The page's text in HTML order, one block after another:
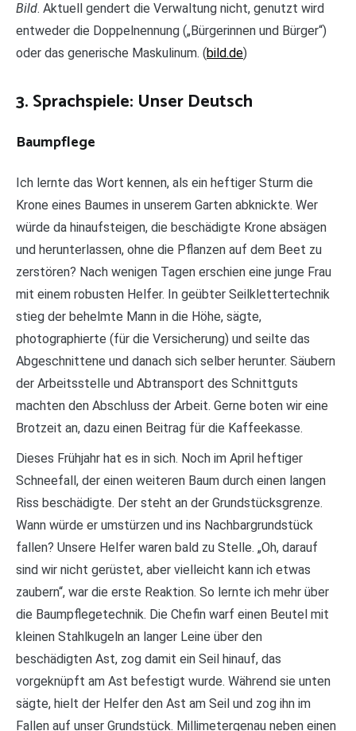
Bild. Aktuell gendert die Verwaltung nicht, genutzt wird
entweder die Doppelnennung („Bürgerinnen und Bürger“)
oder das generische Maskulinum. (bild.de)
3. Sprachspiele: Unser Deutsch
Baumpflege
Ich lernte das Wort kennen, als ein heftiger Sturm die
Krone eines Baumes in unserem Garten abknickte. Wer
würde da hinaufsteigen, die beschädigte Krone absägen
und herunterlassen, ohne die Pflanzen auf dem Beet zu
zerstören? Nach wenigen Tagen erschien eine junge Frau
mit einem robusten Helfer. In geübter Seilklettertechnik
stieg der behelmte Mann in die Höhe, sägte,
photographierte (für die Versicherung) und seilte das
Abgeschnittene und danach sich selber herunter. Säubern
der Arbeitsstelle und Abtransport des Schnittguts
machten den Abschluss der Arbeit. Gerne boten wir eine
Brotzeit an, dazu einen Beitrag für die Kaffeekasse.
Dieses Frühjahr hat es in sich. Noch im April heftiger
Schneefall, der einen weiteren Baum durch einen langen
Riss beschädigte. Der steht an der Grundstücksgrenze.
Wann würde er umstürzen und ins Nachbargrundstück
fallen? Unsere Helfer waren bald zu Stelle. „Oh, darauf
sind wir nicht gerüstet, aber vielleicht kann ich etwas
zaubern“, war die erste Reaktion. So lernte ich mehr über
die Baumpflegetechnik. Die Chefin warf einen Beutel mit
kleinen Stahlkugeln an langer Leine über den
beschädigten Ast, zog damit ein Seil hinauf, das
vorgeknüpft am Ast befestigt wurde. Während sie unten
sägte, hielt der Helfer den Ast am Seil und zog ihn im
Fallen auf unser Grundstück. Millimetergenau neben einen